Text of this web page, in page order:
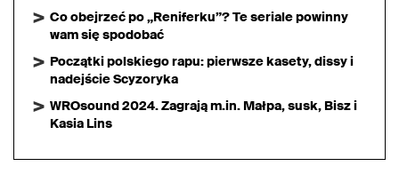
Co obejrzeć po „Reniferku”? Te seriale powinny
wam się spodobać
Początki polskiego rapu: pierwsze kasety, dissy i
nadejście Scyzoryka
WROsound 2024. Zagrają m.in. Małpa, susk, Bisz i
Kasia Lins